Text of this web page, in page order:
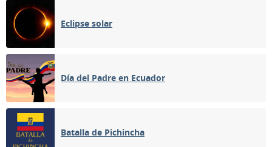
Eclipse solar
Día del Padre en Ecuador
Batalla de Pichincha